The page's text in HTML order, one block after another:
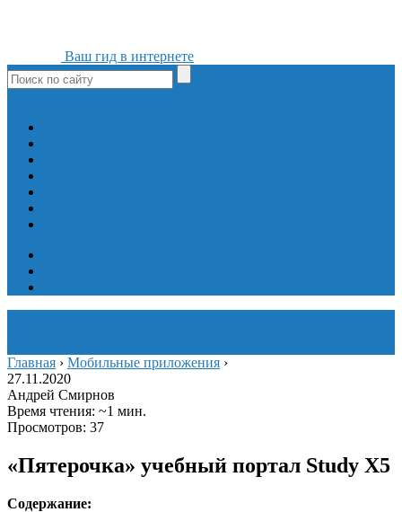
Ваш гид в интернете
Главная › Мобильные приложения ›
27.11.2020
Андрей Смирнов
Время чтения: ~1 мин.
Просмотров: 37
«Пятерочка» учебный портал Study X5
Содержание: